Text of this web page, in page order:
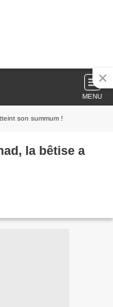
MENU
son summum !
la bêtise a